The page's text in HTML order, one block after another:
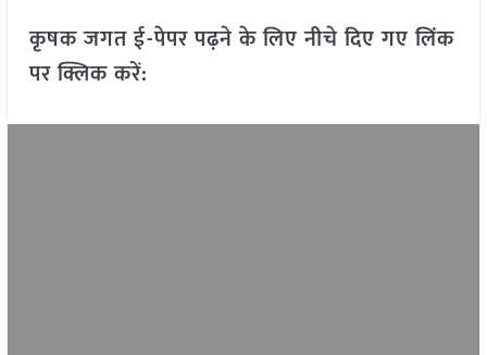
कृषक जगत ई-पेपर पढ़ने के लिए नीचे दिए गए लिंक
पर क्लिक करें: